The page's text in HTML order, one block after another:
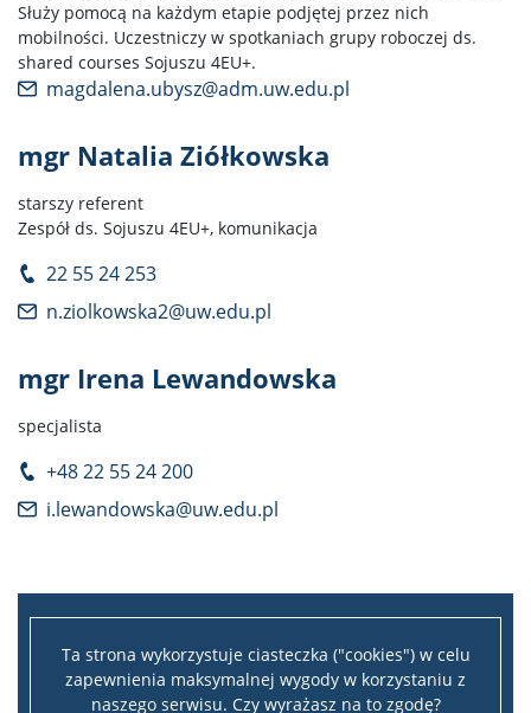
Ta strona wykorzystuje ciasteczka ("cookies") w celu
zapewnienia maksymalnej wygody w korzystaniu z
naszego serwisu. Czy wyrażasz na to zgodę?
Służy pomocą na każdym etapie podjętej przez nich
mobilności. Uczestniczy w spotkaniach grupy roboczej ds.
shared courses Sojuszu 4EU+.
magdalena.ubysz@adm.uw.edu.pl
mgr Natalia Ziółkowska
starszy referent
Zespół ds. Sojuszu 4EU+, komunikacja
22 55 24 253
n.ziolkowska2@uw.edu.pl
mgr Irena Lewandowska
specjalista
+48 22 55 24 200
i.lewandowska@uw.edu.pl